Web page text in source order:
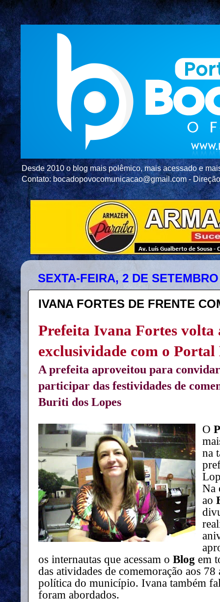
Desde 2010 o blog mais polêmico, mais acessado e
Contato: bocadopovocomunicacao@gmail.com -
SEXTA-FEIRA, 2 DE
IVANA FORTES DE FRENTE
Prefeita Ivana Fortes volta
exclusividade com o Portal
A prefeita aproveitou para
participar das festividades de
Buriti dos Lopes
O
na
Na
ao
os internautas que acessam o Blog em
das atividades de comemoração aos 78
política do município. Ivana também
foram abordados.